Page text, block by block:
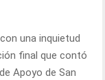
una inquietud
final que contó
Apoyo de San